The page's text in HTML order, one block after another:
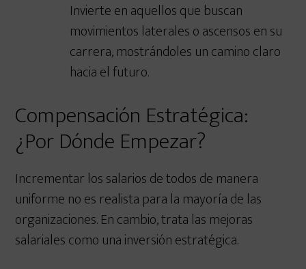
Invierte en aquellos que buscan
movimientos laterales o ascensos en su
carrera, mostrándoles un camino claro
hacia el futuro.
Compensación Estratégica:
¿Por Dónde Empezar?
Incrementar los salarios de todos de manera
uniforme no es realista para la mayoría de las
organizaciones. En cambio, trata las mejoras
salariales como una inversión estratégica.